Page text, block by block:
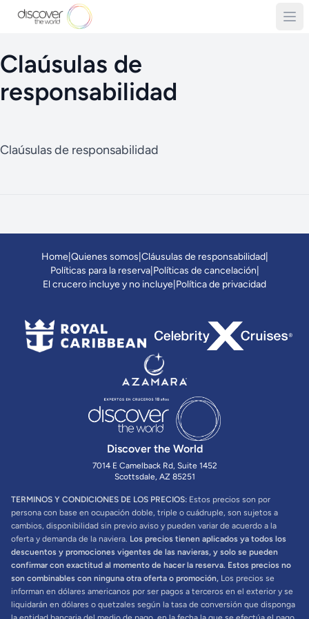
Claúsulas de
responsabilidad
Claúsulas de responsabilidad
Home| Quienes somos Cláusulas de responsabilidad|
Políticas para la reserva| Políticas de cancelación
El crucero incluye y no incluye Política de privacidad
Discover the World
7014 E Camelback Rd, Suite 1452
Scottsdale, AZ 85251
TERMINOS Y CONDICIONES DE LOS PRECIOS: Estos precios son por
persona con base en ocupación doble, triple o cuádruple, son sujetos a
cambios, disponibilidad sin previo aviso y pueden variar de acuerdo a la
oferta y demanda de la naviera. Los precios tienen aplicados ya todos los
descuentos y promociones vigentes de las navieras, y solo se pueden
confirmar con exactitud al momento de hacer la reserva. Estos precios no
son combinables con ninguna otra oferta o promoción, Los precios se
informan en dólares americanos por ser pagos a terceros en el exterior y se
liquidarán en dólares o quetzales según la tasa de conversión que disponga